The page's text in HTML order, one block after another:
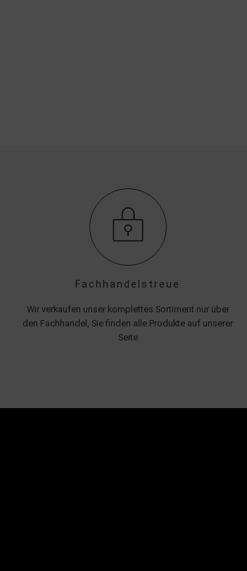
Fachhandelstreue
Wir verkaufen unser komplettes Sortiment nur über
den Fachhandel, Sie finden alle Produkte auf unserer
Seite